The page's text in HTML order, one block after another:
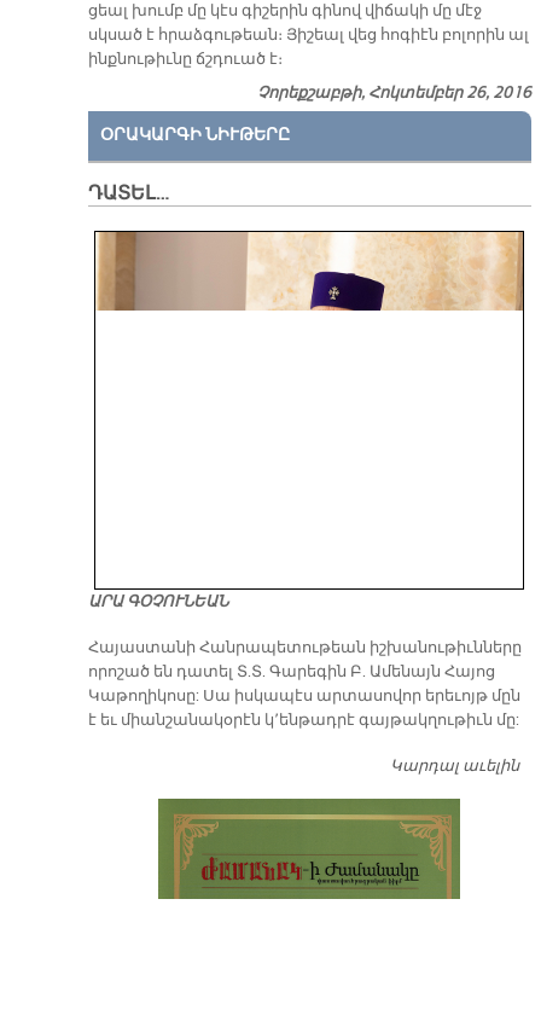
ցեալ խումբ մը կէս գի­շե­րին գի­նով վի­ճա­կի մը մէջ
սկսած է հրաձ­գու­թեան։ Յի­շեալ վեց հո­գիէն բո­լո­րին ալ
ինք­նու­թիւ­նը ճշդուած է։
Չորեքշաբթի, Հոկտեմբեր 26, 2016
ՕՐԱԿԱՐԳԻ ՆԻՒԹԵՐԸ
ԴԱՏԵԼ…
ԱՐԱ ԳՕՉՈՒՆԵԱՆ
​Հայաստանի Հանրապետութեան իշխանութիւնները
որոշած են դատել Տ.Տ. Գարեգին Բ. Ամենայն Հայոց
Կաթողիկոսը: Սա իսկապէս արտասովոր երեւոյթ մըն
է եւ միանշանակօրէն կ՚ենթադրէ գայթակղութիւն մը:
Կարդալ աւելին